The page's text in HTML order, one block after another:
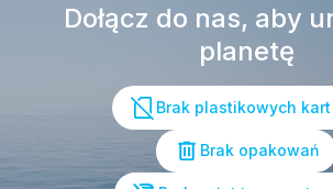
Dołącz do nas, aby
planetę
Brak plastikowych kart
Brak opakowań